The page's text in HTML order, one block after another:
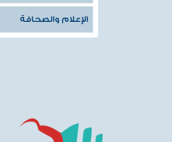
الإعلام والصحافة